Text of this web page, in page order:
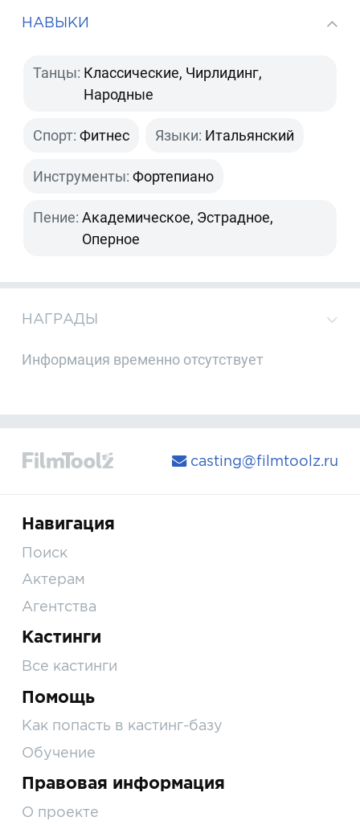
НАВЫКИ
Танцы: Классические, Чирлидинг,
Народные
Спорт: Фитнес Языки: Итальянский
Инструменты: Фортепиано
Пение: Академическое, Эстрадное,
Оперное
НАГРАДЫ
Информация временно отсутствует
casting@filmtoolz.ru
Навигация
Поиск
Актерам
Агентства
Кастинги
Все кастинги
Помощь
Как попасть в кастинг-базу
Обучение
Правовая информация
О проекте